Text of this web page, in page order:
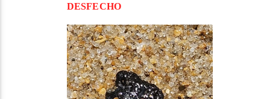
DESFECHO